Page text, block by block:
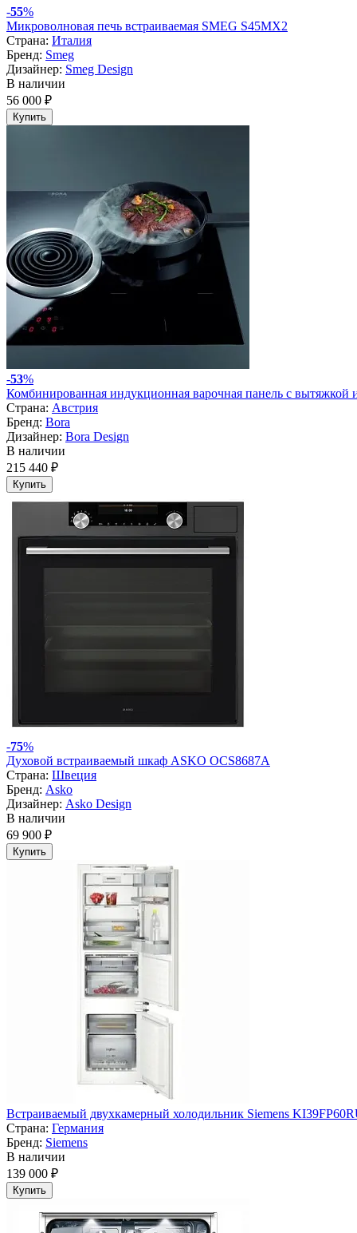
-55%
Микроволновая печь встраиваемая SMEG S45MX2
Страна: Италия
Бренд: Smeg
Дизайнер: Smeg Design
В наличии
56 000 ₽
Купить
-53%
Комбинированная индукционная варочная панель с
Страна: Австрия
Бренд: Bora
Дизайнер: Bora Design
В наличии
215 440 ₽
Купить
-75%
Духовой встраиваемый шкаф ASKO OCS8687A
Страна: Швеция
Бренд: Asko
Дизайнер: Asko Design
В наличии
69 900 ₽
Купить
Встраиваемый двухкамерный холодильник Siemens
Страна: Германия
Бренд: Siemens
В наличии
139 000 ₽
Купить